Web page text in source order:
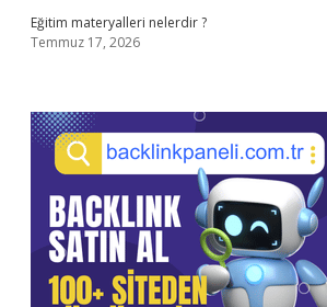
Eğitim materyalleri nelerdir ?
Temmuz 17, 2026